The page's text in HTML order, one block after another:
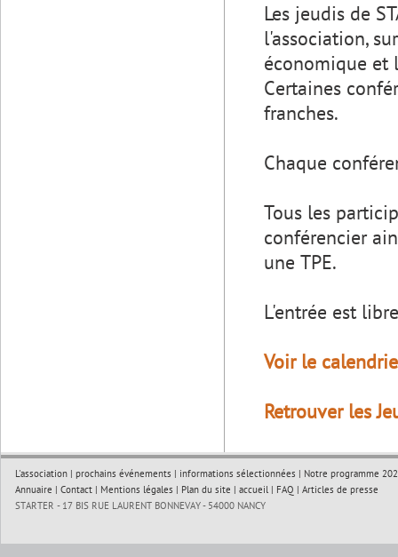
Les jeudis de
l'association,
économique et
Certaines
franches.
Chaque
Tous les
conférencier
une TPE.
L'entrée est
Voir le
Retrouver les
L'association| prochains événements | informations sélectionnées | Notre programme
Annuaire | Contact| Mentions légales | Plan du site | accueil| FAQ | Articles de presse
STARTER - 17 BIS RUE LAURENT BONNEVAY - 54000 NANCY